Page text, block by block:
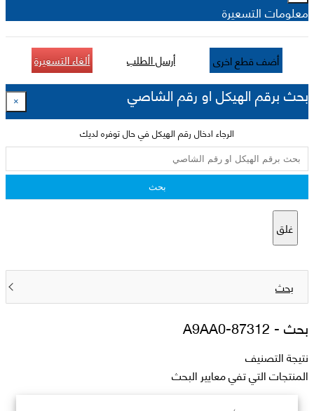
معلومات التسعيرة
أضف قطع اخرى أرسل الطلب ألغاء التسعيرة
بحث برقم الهيكل او رقم الشاصي ×
الرجاء ادخال رقم الهيكل في حال توفره لديك
بحث
غلق
بحث
بحث - 87312-A9AA0
نتيجة التصنيف
المنتجات التي تفي معايير البحث